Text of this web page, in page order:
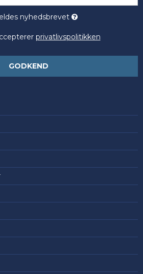
nyhedsbrevet
privatlivspolitikken
GODKEND